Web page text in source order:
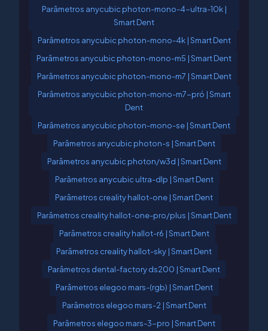
Parâmetros anycubic photon-mono-4-ultra-10k |
Smart Dent
Parâmetros anycubic photon-mono-4k | Smart Dent
Parâmetros anycubic photon-mono-m5 | Smart Dent
Parâmetros anycubic photon-mono-m7 | Smart Dent
Parâmetros anycubic photon-mono-m7-pró | Smart
Dent
Parâmetros anycubic photon-mono-se | Smart Dent
Parâmetros anycubic photon-s | Smart Dent
Parâmetros anycubic photon/w3d | Smart Dent
Parâmetros anycubic ultra-dlp | Smart Dent
Parâmetros creality hallot-one | Smart Dent
Parâmetros creality hallot-one-pro/plus | Smart Dent
Parâmetros creality hallot-r6 | Smart Dent
Parâmetros creality hallot-sky | Smart Dent
Parâmetros dental-factory ds200 | Smart Dent
Parâmetros elegoo mars-(rgb) | Smart Dent
Parâmetros elegoo mars-2 | Smart Dent
Parâmetros elegoo mars-3-pro | Smart Dent